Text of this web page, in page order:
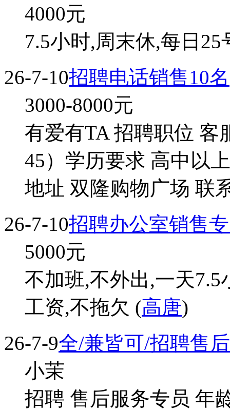
4000元
7.5小时,周末休,每日25
26-7-10招聘电话销售10名
3000-8000元
有爱有TA 招聘职位 客
45）学历要求 高中以
地址 双隆购物广场 联
26-7-10招聘办公室销售
5000元
不加班,不外出,一天
工资,不拖欠 (高唐)
26-7-9全/兼皆可/招聘售
小茉
招聘 售后服务专员 年